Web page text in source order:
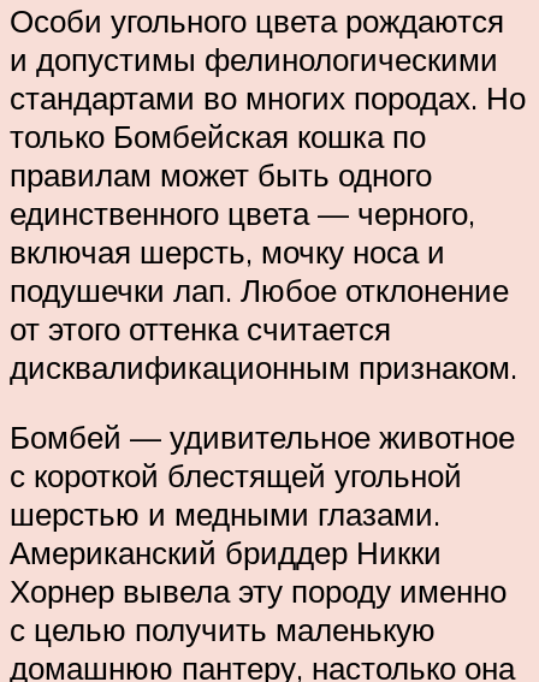
Особи угольного цвета рождаются
и допустимы фелинологическими
стандартами во многих породах. Но
только Бомбейская кошка по
правилам может быть одного
единственного цвета — черного,
включая шерсть, мочку носа и
подушечки лап. Любое отклонение
от этого оттенка считается
дисквалификационным признаком.
Бомбей — удивительное животное
с короткой блестящей угольной
шерстью и медными глазами.
Американский бриддер Никки
Хорнер вывела эту породу именно
с целью получить маленькую
домашнюю пантеру, настолько она